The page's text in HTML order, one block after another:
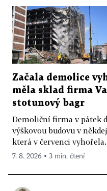
Začala demolice
měla sklad firma
stotunový bagr
Demoliční firma v pátek
výškovou budovu v
která v červenci
7. 8. 2026 ▪ 3 min. čtení